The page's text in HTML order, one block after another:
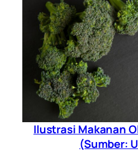
Ilustrasi Makanan
(Sumber: